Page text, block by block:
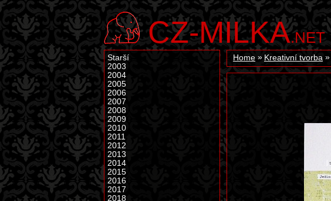
CZ-MILKA.NET
Home Kreativní tvorba
Starší
2003
2004
2005
2006
2007
2008
2009
2010
2011
2012
2013
2014
2015
2016
2017
2018